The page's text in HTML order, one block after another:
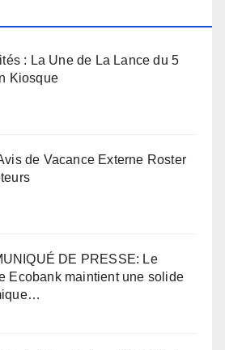
: La Une de La Lance du 5
Kiosque
de Vacance Externe Roster
DE PRESSE: Le
Ecobank maintient une solide